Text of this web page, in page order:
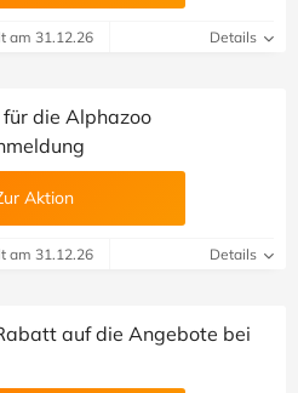
am 31.12.26 Details
die Alphazoo
Aktion
am 31.12.26 Details
auf die Angebote bei